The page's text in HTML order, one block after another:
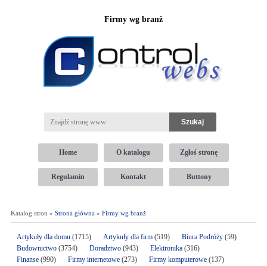
Firmy wg branż
Home O katalogu Zgłoś stronę
Regulamin Kontakt Buttony
Katalog stron » Strona główna» Firmy wg branż
Artykuły dla domu(1715) Artykuły dla firm(519) Biura Podróży(59)
Budownictwo(3754) Doradztwo(943) Elektronika (316)
Finanse(990) Firmy internetowe (273) Firmy komputerowe(137)